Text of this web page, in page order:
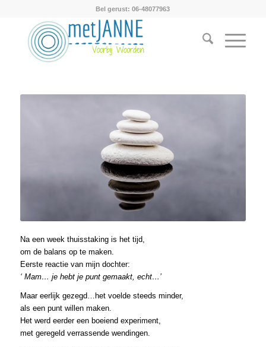
Bel gerust: 06-48077963
Na een week thuisstaking is het tijd,
om de balans op te maken.
Eerste reactie van mijn dochter:
‘ Mam… je hebt je punt gemaakt, echt…’
Maar eerlijk gezegd…het voelde steeds minder,
als een punt willen maken.
Het werd eerder een boeiend experiment,
met geregeld verrassende wendingen.